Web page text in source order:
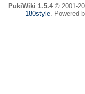
PukiWiki 1.5.4© 2001-
180style. Powered